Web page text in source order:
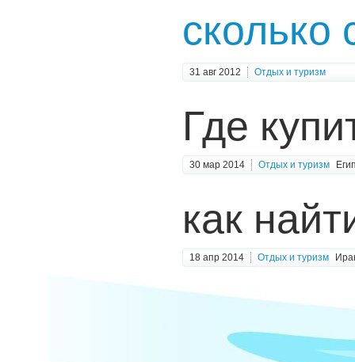
сколько
31 авг 2012 Отдых и туризм
Где
30 мар 2014 Отдых и туризм
как
18 апр 2014 Отдых и туризм
как
18 апр 2014 Отдых и туризм